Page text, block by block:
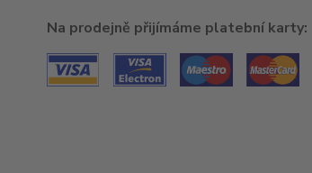
Na prodejně přijímáme platební karty: